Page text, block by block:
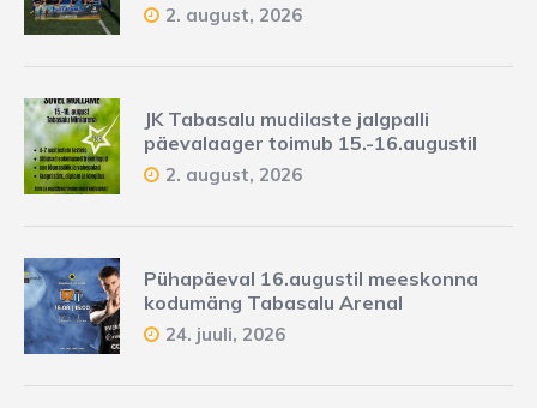
2. august, 2026
JK Tabasalu mudilaste jalgpalli
päevalaager toimub 15.-16.augustil
2. august, 2026
Pühapäeval 16.augustil meeskonna
kodumäng Tabasalu Arenal
24. juuli, 2026